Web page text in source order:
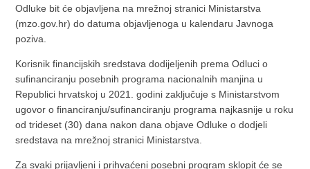
Odluke bit će objavljena na mrežnoj stranici Ministarstva
(mzo.gov.hr) do datuma objavljenoga u kalendaru Javnoga
poziva.
Korisnik financijskih sredstava dodijeljenih prema Odluci o
sufinanciranju posebnih programa nacionalnih manjina u
Republici hrvatskoj u 2021. godini zaključuje s Ministarstvom
ugovor o financiranju/sufinanciranju programa najkasnije u roku
od trideset (30) dana nakon dana objave Odluke o dodjeli
sredstava na mrežnoj stranici Ministarstva.
Za svaki prijavljeni i prihvaćeni posebni program sklopit će se